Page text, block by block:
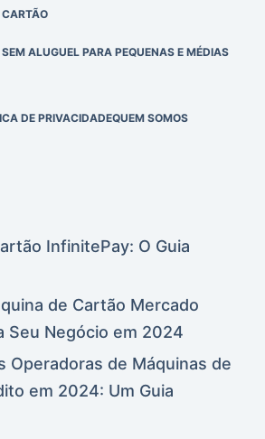
ALUGUEL PARA PEQUENAS E MÉDIAS
DE PRIVACIDADEQUEM SOMOS
InfinitePay: O Guia
de Cartão Mercado
Seu Negócio em 2024
Operadoras de Máquinas de
em 2024: Um Guia